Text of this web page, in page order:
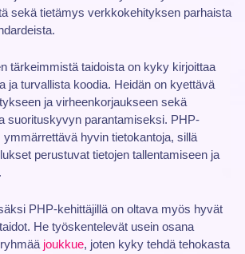
sekä tietämys verkkokehityksen parhaista
tärkeimmistä taidoista on kyky kirjoittaa
ja turvallista koodia. Heidän on kyettävä
ja virheenkorjaukseen sekä
suorituskyvyn parantamiseksi. PHP-
ymmärrettävä hyvin tietokantoja, sillä
perustuvat tietojen tallentamiseen ja
.
PHP-kehittäjillä on oltava myös hyvät
He työskentelevät usein osana
joukkue, joten kyky tehdä tehokasta